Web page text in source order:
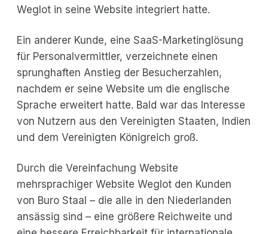
Weglot in seine Website integriert hatte.
Ein anderer Kunde, eine SaaS-Marketinglösung
für Personalvermittler, verzeichnete einen
sprunghaften Anstieg der Besucherzahlen,
nachdem er seine Website um die englische
Sprache erweitert hatte. Bald war das Interesse
von Nutzern aus den Vereinigten Staaten, Indien
und dem Vereinigten Königreich groß.
Durch die Vereinfachung Website
mehrsprachiger Website Weglot den Kunden
von Buro Staal – die alle in den Niederlanden
ansässig sind – eine größere Reichweite und